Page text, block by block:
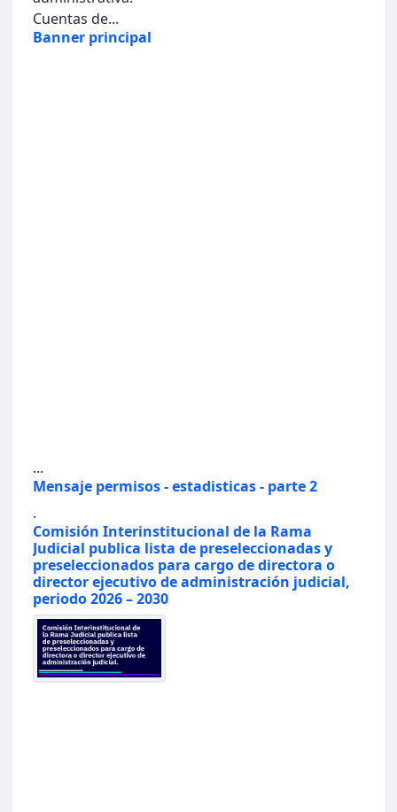
Cuentas de...
Banner principal
...
Mensaje permisos - estadisticas - parte 2
.
Comisión Interinstitucional de la Rama
Judicial publica lista de preseleccionadas y
preseleccionados para cargo de directora o
director ejecutivo de administración judicial,
periodo 2026 – 2030